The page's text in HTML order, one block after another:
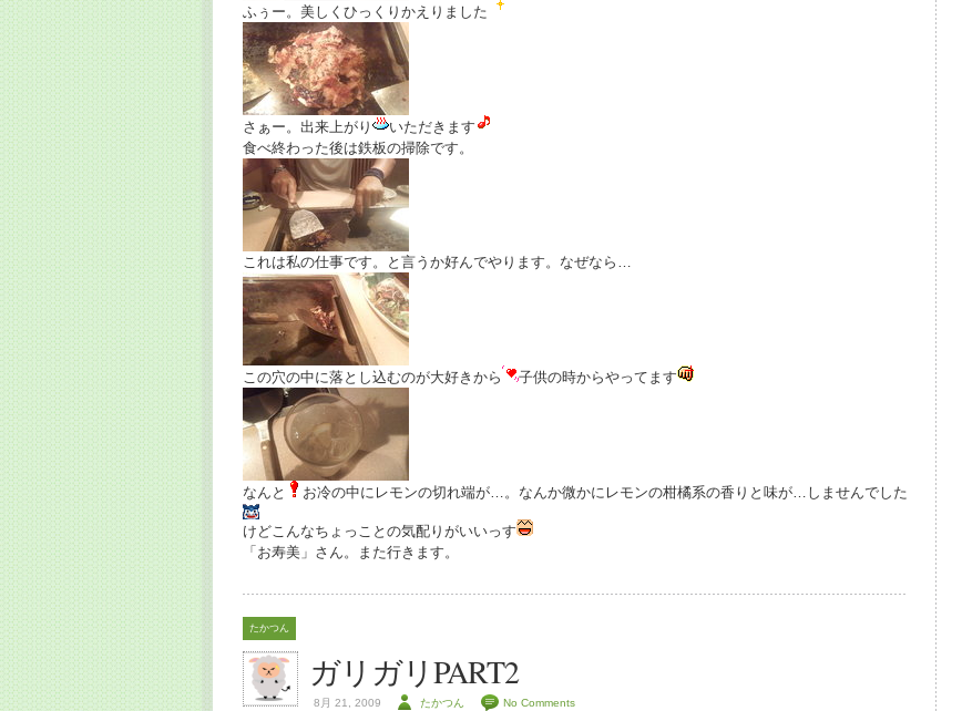
ふぅー。美しくひっくりかえりました
さぁー。出来上がり
いただきます
食べ終わった後は鉄板の掃除です。
これは私の仕事です。と言うか好んでやります。なぜなら…
この穴の中に落とし込むのが大好きから 子供の時からやってます
なんと お冷の中にレモンの切れ端が…。なんか微かにレモンの柑橘系の香りと味が…しませんでした
けどこんなちょっことの気配りがいいっす
「お寿美」さん。また行きます。
たかつん
ガリガリPART2
8月 21, 2009 たかつん No Comments